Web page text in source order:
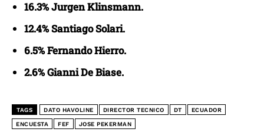
16.3% Jurgen Klinsmann.
12.4% Santiago Solari.
6.5% Fernando Hierro.
2.6% Gianni De Biase.
TAGS DATO HAVOLINE DIRECTOR TECNICO DT ECUADOR
ENCUESTA FEF JOSE PEKERMAN